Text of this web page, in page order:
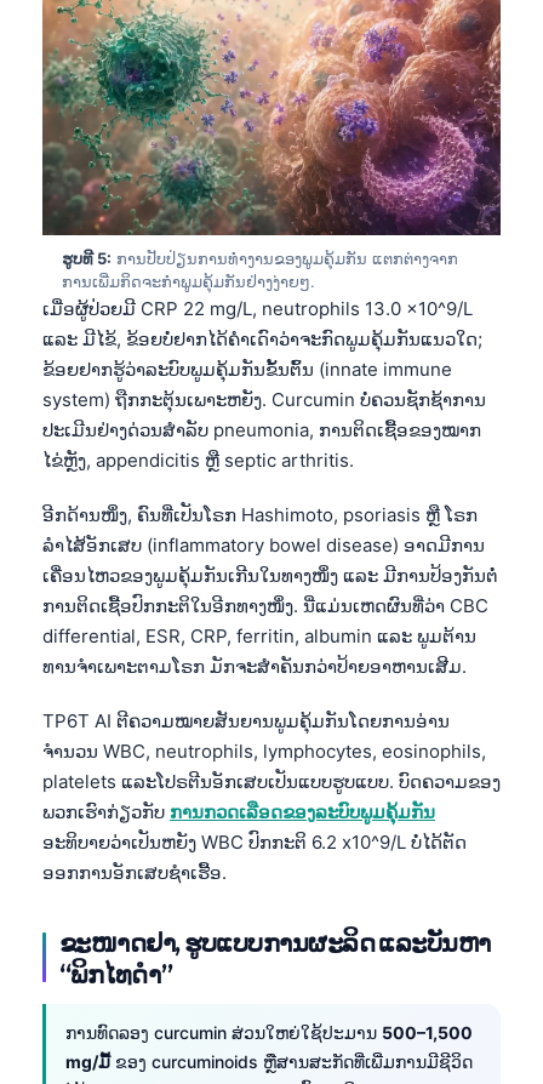
ຮູບທີ 5: ການປັບປ່ຽນການທຳງານຂອງພູມຄຸ້ມກັນ ແຕກຕ່າງຈາກ
ການເພີ່ມກິດຈະກຳພູມຄຸ້ມກັນຢ່າງງ່າຍໆ.
ເມື່ອຜູ້ປ່ວຍມີ CRP 22 mg/L, neutrophils 13.0 x10^9/L
ແລະ ມີໄຂ້, ຂ້ອຍບໍ່ຢາກໄດ້ຄຳເດົາວ່າຈະກົດພູມຄຸ້ມກັນແນວໃດ;
ຂ້ອຍຢາກຮູ້ວ່າລະບົບພູມຄຸ້ມກັນຂັ້ນຕົ້ນ (innate immune
system) ຖືກກະຕຸ້ນເພາະຫຍັງ. Curcumin ບໍ່ຄວນຊັກຊ້າການ
ປະເມີນຢ່າງດ່ວນສຳລັບ pneumonia, ການຕິດເຊື້ອຂອງໝາກ
ໄຂ່ຫຼັງ, appendicitis ຫຼື septic arthritis.
ອີກດ້ານໜຶ່ງ, ຄົນທີ່ເປັນໂຣກ Hashimoto, psoriasis ຫຼື ໂຣກ
ລຳໄສ້ອັກເສບ (inflammatory bowel disease) ອາດມີການ
ເຄື່ອນໄຫວຂອງພູມຄຸ້ມກັນເກີນໃນທາງໜຶ່ງ ແລະ ມີການປ້ອງກັນຕໍ່
ການຕິດເຊື້ອປົກກະຕິໃນອີກທາງໜຶ່ງ. ນີ່ແມ່ນເຫດຜົນທີ່ວ່າ CBC
differential, ESR, CRP, ferritin, albumin ແລະ ພູມຕ້ານ
ທານຈຳເພາະຕາມໂຣກ ມັກຈະສຳຄັນກວ່າປ້າຍອາຫານເສີມ.
TP6T AI ຕີຄວາມໝາຍສັນຍານພູມຄຸ້ມກັນໂດຍການອ່ານ
ຈຳນວນ WBC, neutrophils, lymphocytes, eosinophils,
platelets ແລະໂປຣຕີນອັກເສບເປັນແບບຮູບແບບ. ບົດຄວາມຂອງ
ພວກເຮົາກ່ຽວກັບ ການກວດເລືອດຂອງລະບົບພູມຄຸ້ມກັນ
ອະທິບາຍວ່າເປັນຫຍັງ WBC ປົກກະຕິ 6.2 x10^9/L ບໍ່ໄດ້ຕັດ
ອອກການອັກເສບຊຳເຮື້ອ.
ຂະໜາດຢາ, ຮູບແບບການຜະລິດ ແລະບັນຫາ
“ພິກໄທດຳ”
ການທົດລອງ curcumin ສ່ວນໃຫຍ່ໃຊ້ປະມານ 500–1,500
mg/ມື້ຂອງ curcuminoids ຫຼືສານສະກັດທີ່ເພີ່ມການມີຊີວິດ